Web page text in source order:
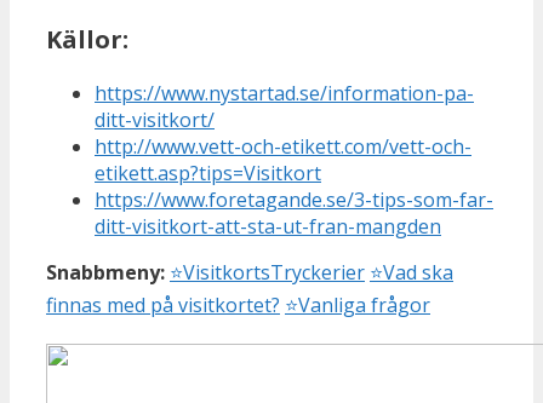
Källor:
https://www.nystartad.se/information-pa-
ditt-visitkort/
http://www.vett-och-etikett.com/vett-och-
etikett.asp?tips=Visitkort
https://www.foretagande.se/3-tips-som-far-
ditt-visitkort-att-sta-ut-fran-mangden
Snabbmeny: ⭐VisitkortsTryckerier ⭐Vad ska
finnas med på visitkortet? ⭐Vanliga frågor